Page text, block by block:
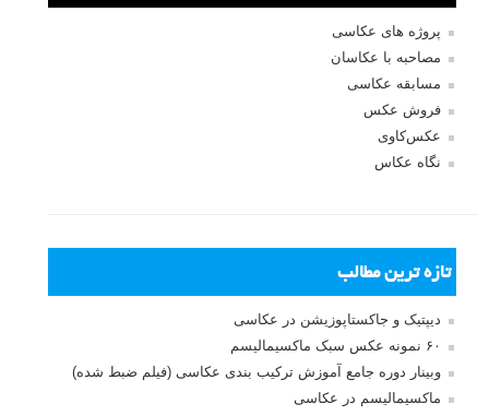
پروژه های عکاسی
مصاحبه با عکاسان
مسابقه عکاسی
فروش عکس
عکس‌کاوی
نگاه عکاس
تازه ترین مطالب
دیپتیک و جاکستا‌پوزیشن در عکاسی
۶۰ نمونه عکس سبک ماکسیمالیسم
وبینار دوره جامع آموزش ترکیب بندی عکاسی (فیلم ضبط شده)
ماکسیمالیسم در عکاسی